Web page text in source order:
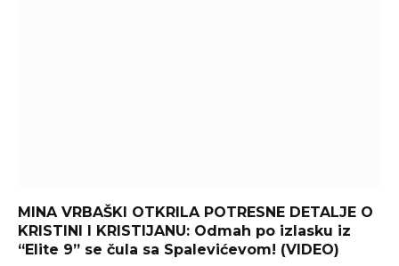
MINA VRBAŠKI OTKRILA POTRESNE DETALJE O
KRISTINI I KRISTIJANU: Odmah po izlasku iz
“Elite 9” se čula sa Spalevićevom! (VIDEO)